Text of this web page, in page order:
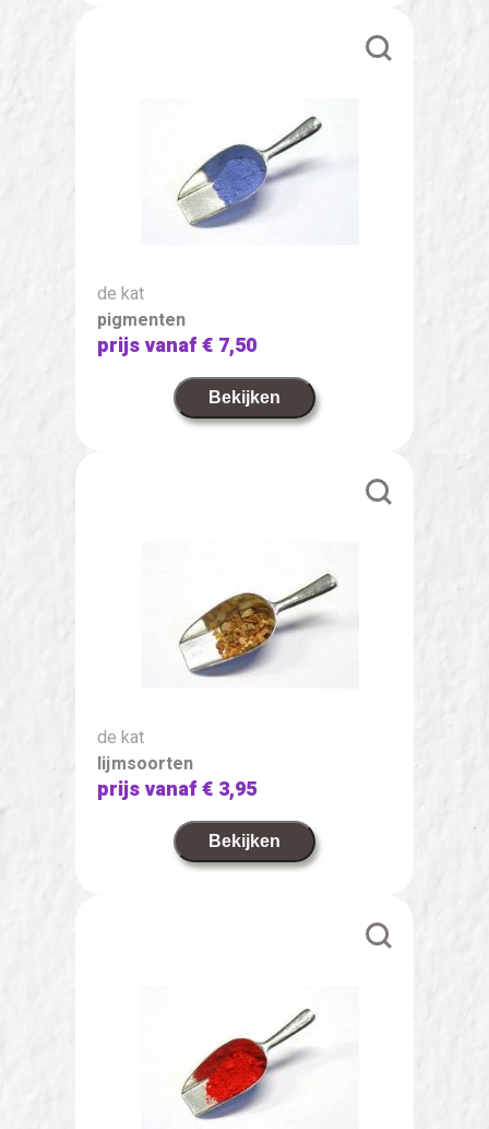
de kat
pigmenten
prijs vanaf€ 7,50
Bekijken
de kat
lijmsoorten
prijs vanaf€ 3,95
Bekijken